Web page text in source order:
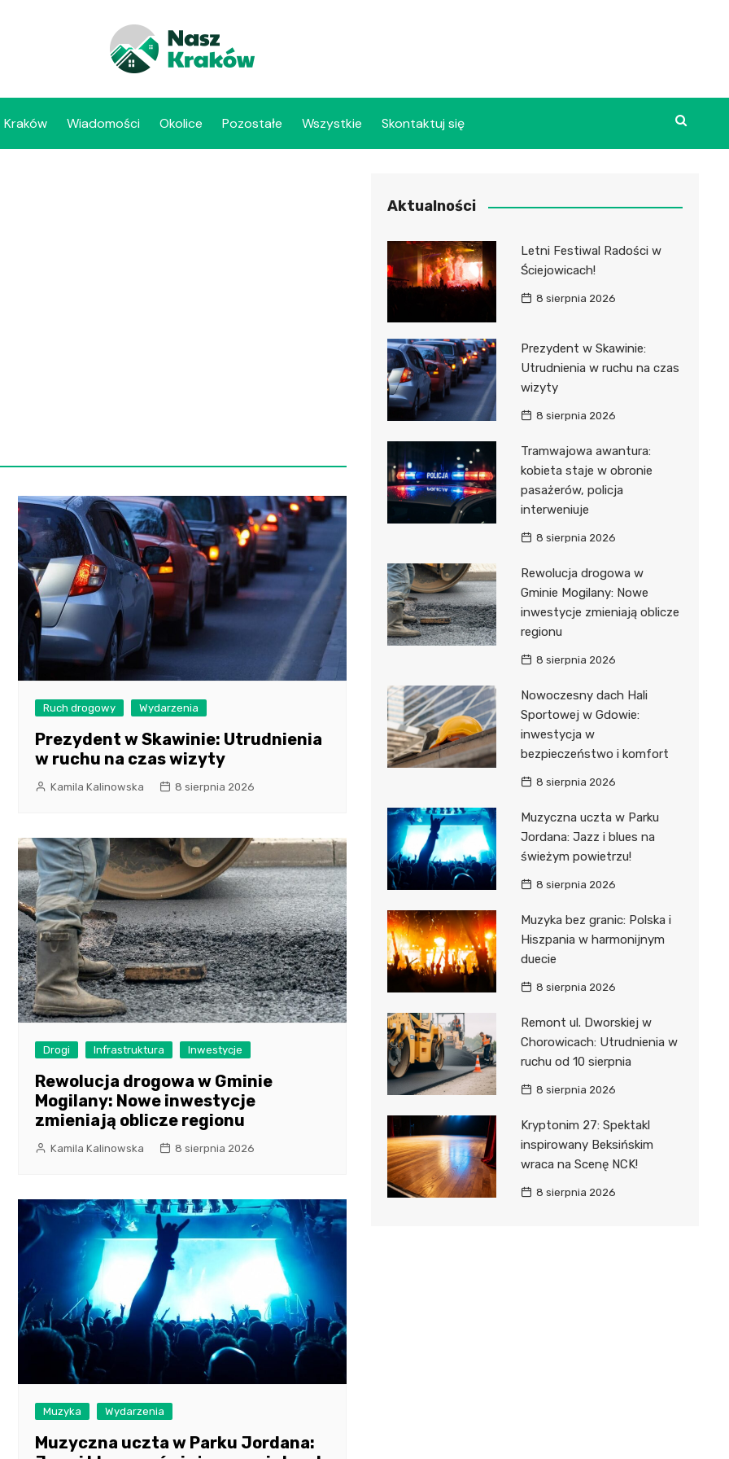
Kraków Wiadomości Okolice Pozostałe Wszystkie Skontaktuj się
Ruch drogowy Wydarzenia
Prezydent w Skawinie: Utrudnienia
w ruchu na czas wizyty
Kamila Kalinowska 8 sierpnia 2026
Drogi Infrastruktura Inwestycje
Rewolucja drogowa w Gminie
Mogilany: Nowe inwestycje
zmieniają oblicze regionu
Kamila Kalinowska 8 sierpnia 2026
Muzyka Wydarzenia
Muzyczna uczta w Parku Jordana:
Aktualności
Letni Festiwal Radości w
Ściejowicach!
8 sierpnia 2026
Prezydent w Skawinie:
Utrudnienia w ruchu na czas
wizyty
8 sierpnia 2026
Tramwajowa awantura:
kobieta staje w obronie
pasażerów, policja
interweniuje
8 sierpnia 2026
Rewolucja drogowa w
Gminie Mogilany: Nowe
inwestycje zmieniają oblicze
regionu
8 sierpnia 2026
Nowoczesny dach Hali
Sportowej w Gdowie:
inwestycja w
bezpieczeństwo i komfort
8 sierpnia 2026
Muzyczna uczta w Parku
Jordana: Jazz i blues na
świeżym powietrzu!
8 sierpnia 2026
Muzyka bez granic: Polska i
Hiszpania w harmonijnym
duecie
8 sierpnia 2026
Remont ul. Dworskiej w
Chorowicach: Utrudnienia w
ruchu od 10 sierpnia
8 sierpnia 2026
Kryptonim 27: Spektakl
inspirowany Beksińskim
wraca na Scenę NCK!
8 sierpnia 2026